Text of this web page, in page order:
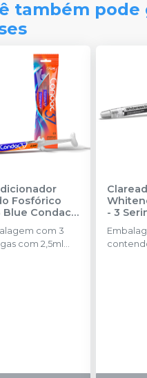
também pode
Fosfórico
Blue Condac-
com 3
com 2,5ml
- 3